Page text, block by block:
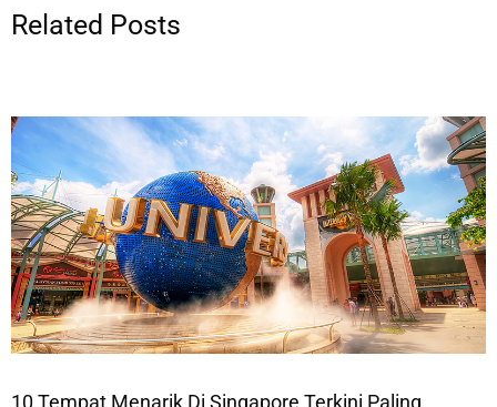
Related Posts
10 Tempat Menarik Di Singapore Terkini Paling